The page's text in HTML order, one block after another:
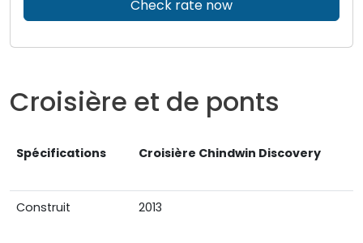
Check rate now
Croisière et de ponts
Spécifications Croisière Chindwin Discovery
Construit 2013